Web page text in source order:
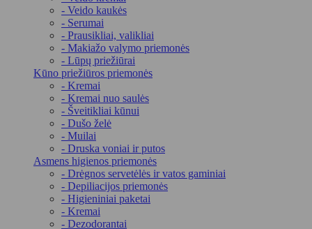
- Veido kaukės
- Serumai
- Prausikliai, valikliai
- Makiažo valymo priemonės
- Lūpų priežiūrai
Kūno priežiūros priemonės
- Kremai
- Kremai nuo saulės
- Šveitikliai kūnui
- Dušo želė
- Muilai
- Druska voniai ir putos
Asmens higienos priemonės
- Drėgnos servetėlės ir vatos gaminiai
- Depiliacijos priemonės
- Higieniniai paketai
- Kremai
- Dezodorantai